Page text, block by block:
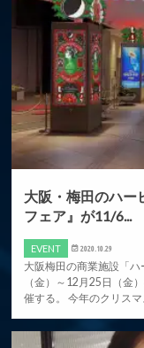
大阪・梅田のハー
フェア』が11/6...
EVENT 2020.10.29
大阪梅田の商業施設「
（金）～12月25日（金
催する。 今年のクリス